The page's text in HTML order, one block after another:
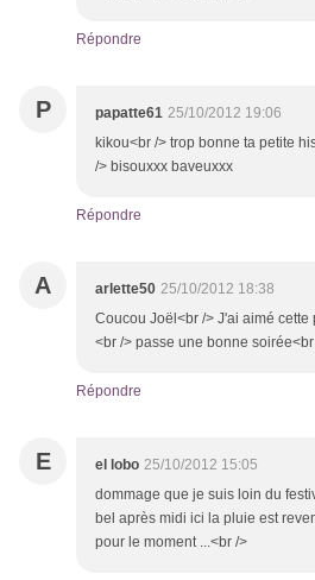
Répondre
P papatte61 25/10/2012 19:06
kikou<br /> trop bonne ta petite
/> bisouxxx baveuxxx
Répondre
A arlette50 25/10/2012 18:38
Coucou Joël<br /> J'ai aimé cette
<br /> passe une bonne
Répondre
E el lobo 25/10/2012 15:05
dommage que je suis loin du
bel après midi ici la pluie est
pour le moment ...<br />